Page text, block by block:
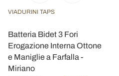
VIADURINI TAPS
Batteria Bidet 3 Fori
Erogazione Interna Ottone
e Maniglie a Farfalla -
Miriano